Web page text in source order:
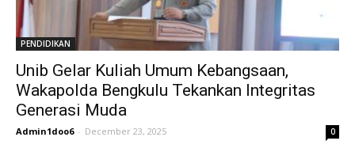
PENDIDIKAN
Unib Gelar Kuliah Umum Kebangsaan,
Wakapolda Bengkulu Tekankan Integritas
Generasi Muda
Admin1doo6 - December 23, 2025 0